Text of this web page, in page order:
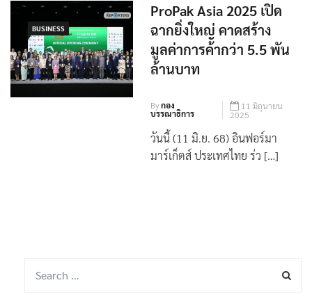
BUSINESS
ProPak Asia 2025 เปิด
ฉากยิ่งใหญ่ คาดสร้าง
มูลค่าการค้ากว่า 5.5 พัน
ล้านบาท
Byกอง
บรรณาธิการ
11 มิถุนายน
2025
วันนี้ (11 มิ.ย. 68) อินฟอร์มา
มาร์เก็ตส์ ประเทศไทย ร่ว […]